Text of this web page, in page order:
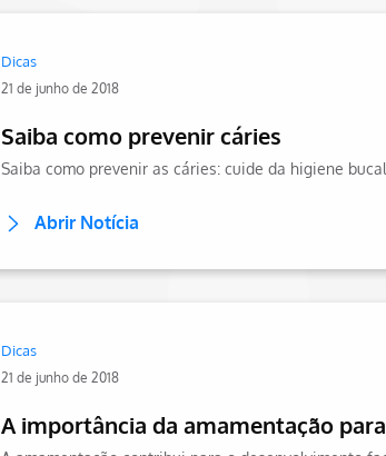
Dicas
21 de junho de 2018
Saiba como prevenir cáries
Abrir Notícia
Dicas
21 de junho de 2018
A importância da amamentação